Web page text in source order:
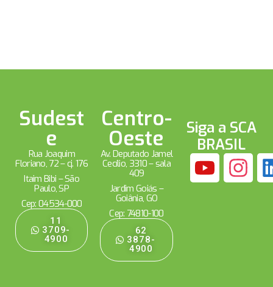
Sudest
e
Rua Joaquim
Floriano, 72 – cj. 176
Itaim Bibi – São
Paulo, SP
Cep: 04534-000
11
3709-
4900
Centro-
Oeste
Av. Deputado Jamel
Cecílio, 3310 – sala
409
Jardim Goiás –
Goiânia, GO
Cep: 74810-100
62
3878-
4900
Siga a SCA
BRASIL